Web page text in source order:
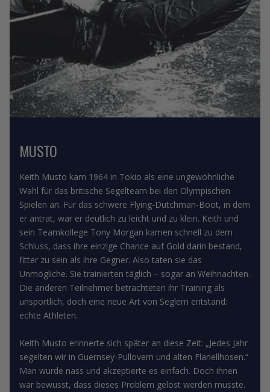
MUSTO
Keith Musto kam 1964 in Tokio als eine ungewöhnliche
Wahl für das britische Segelteam bei den Olympischen
Spielen an. Für das schwere Flying-Dutchman-Boot, in dem
er antrat, war er deutlich zu leicht und zu klein. Keith und
sein Teamkollege Tony Morgan kamen schnell zu dem
Schluss, dass ihre einzige Chance auf Gold darin bestand,
fitter zu sein als ihre Gegner. Also taten sie das
Unmögliche. Sie trainierten täglich – sogar an Weihnachten.
Die anderen Teilnehmer betrachteten ihr Training als
unsportlich, doch eine neue Art von Seglern entstand:
echte Athleten.
Keith Musto erinnerte sich später an diese Zeit: „Jedes Jahr
segelten wir in Guernsey-Pullovern und alten Flanellhosen.“
Man wurde nass und akzeptierte es einfach. Doch ihnen
war bewusst, dass dieses Problem gelöst werden musste.